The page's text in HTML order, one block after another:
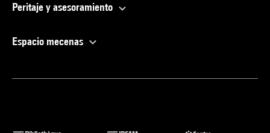
Peritaje y asesoramiento
Espacio mecenas